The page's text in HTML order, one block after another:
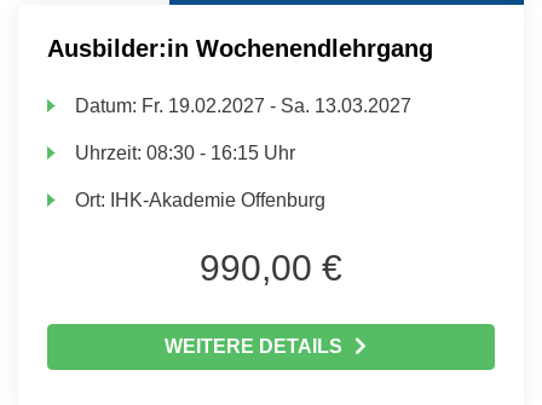
Ausbilder:in Wochenendlehrgang
Datum: Fr. 19.02.2027 - Sa. 13.03.2027
Uhrzeit:08:30 - 16:15 Uhr
Ort: IHK-Akademie Offenburg
990,00 €
WEITERE DETAILS